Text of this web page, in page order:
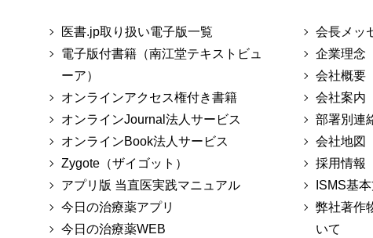
医書.jp取り扱い電子版一覧
電子版付書籍（南江堂テキストビュ
ーア）
オンラインアクセス権付き書籍
オンラインJournal法人サービス
オンラインBook法人サービス
Zygote（ザイゴット）
アプリ版 当直医実践マニュアル
今日の治療薬アプリ
今日の治療薬WEB
会長メッ
企業理念
会社概要
会社案内
部署別連
会社地図
採用情報
ISMS基
弊社著作
いて